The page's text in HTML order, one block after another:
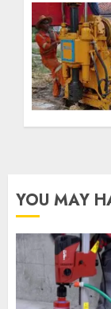
YOU MAY